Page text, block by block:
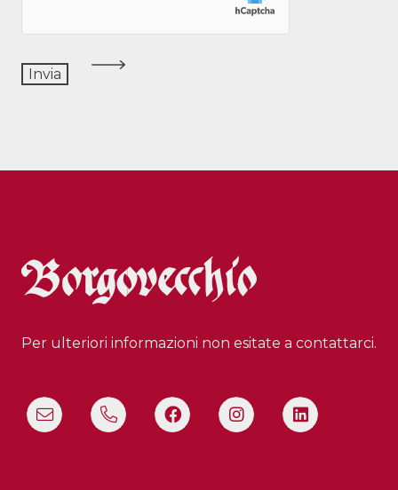
Per ulteriori informazioni non esitate a contattarci.